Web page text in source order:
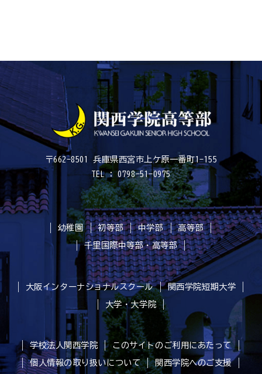
〒662-8501 兵庫県西宮市上ケ原一番町1-155
TEL : 0798-51-0975
幼稚園 初等部 中学部
高等部
千里国際中等部・高等部
大阪インターナショナルスクール
関西学院短期大学
大学・大学院
学校法人関西学院
このサイトのご利用にあたって
個人情報の取り扱いについて
関西学院へのご支援